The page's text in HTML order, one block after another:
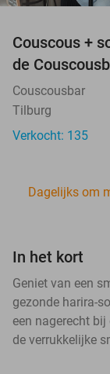
Couscous +
de
Couscousbar
Tilburg
Verkocht: 135
Dagelijks om
In het kort
Geniet van een
gezonde harira-
een nagerecht
de verrukkelijke